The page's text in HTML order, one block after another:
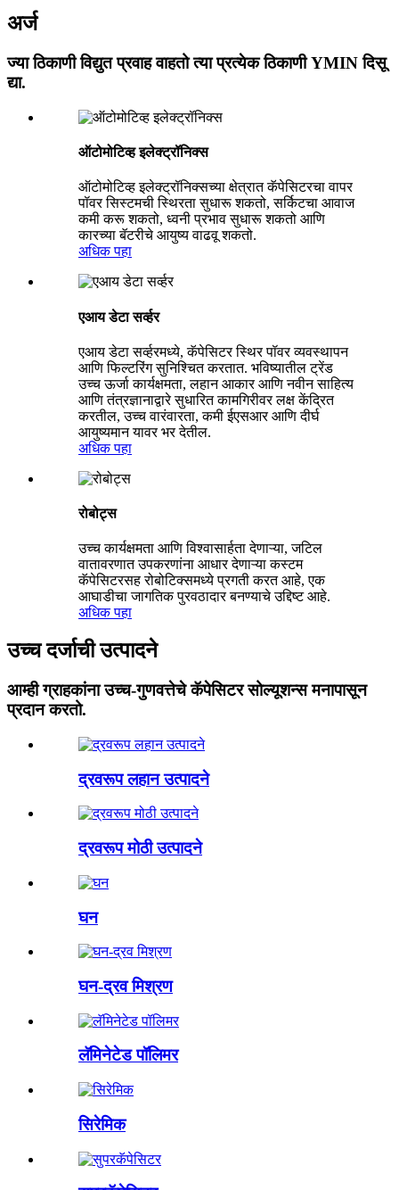
अर्ज
ज्या ठिकाणी विद्युत प्रवाह वाहतो त्या प्रत्येक ठिकाणी YMIN दिसू
द्या.
ऑटोमोटिव्ह इलेक्ट्रॉनिक्स
ऑटोमोटिव्ह इलेक्ट्रॉनिक्सच्या क्षेत्रात कॅपेसिटरचा वापर
पॉवर सिस्टमची स्थिरता सुधारू शकतो, सर्किटचा आवाज
कमी करू शकतो, ध्वनी प्रभाव सुधारू शकतो आणि
कारच्या बॅटरीचे आयुष्य वाढवू शकतो.
अधिक पहा
एआय डेटा सर्व्हर
एआय डेटा सर्व्हरमध्ये, कॅपेसिटर स्थिर पॉवर व्यवस्थापन
आणि फिल्टरिंग सुनिश्चित करतात. भविष्यातील ट्रेंड
उच्च ऊर्जा कार्यक्षमता, लहान आकार आणि नवीन साहित्य
आणि तंत्रज्ञानाद्वारे सुधारित कामगिरीवर लक्ष केंद्रित
करतील, उच्च वारंवारता, कमी ईएसआर आणि दीर्घ
आयुष्यमान यावर भर देतील.
अधिक पहा
रोबोट्स
उच्च कार्यक्षमता आणि विश्वासार्हता देणाऱ्या, जटिल
वातावरणात उपकरणांना आधार देणाऱ्या कस्टम
कॅपेसिटरसह रोबोटिक्समध्ये प्रगती करत आहे, एक
आघाडीचा जागतिक पुरवठादार बनण्याचे उद्दिष्ट आहे.
अधिक पहा
उच्च दर्जाची उत्पादने
आम्ही ग्राहकांना उच्च-गुणवत्तेचे कॅपेसिटर सोल्यूशन्स मनापासून
प्रदान करतो.
द्रवरूप लहान उत्पादने
द्रवरूप मोठी उत्पादने
घन
घन-द्रव मिश्रण
लॅमिनेटेड पॉलिमर
सिरेमिक